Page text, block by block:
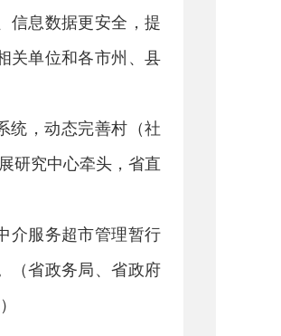
信息数据更安全，提
关单位和各市州、县
统，动态完善村（社
研究中心牵头，省直
介服务超市管理暂行
（省政务局、省政府